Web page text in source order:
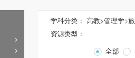
学科分类： 高教>管理学>
资源类型：
全部